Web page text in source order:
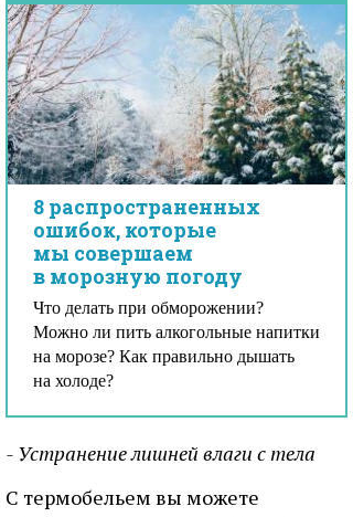
8 распространенных
ошибок, которые
мы совершаем
в морозную погоду
Что делать при обморожении?
Можно ли пить алкогольные напитки
на морозе? Как правильно дышать
на холоде?
- Устранение лишней влаги с тела
С термобельем вы можете